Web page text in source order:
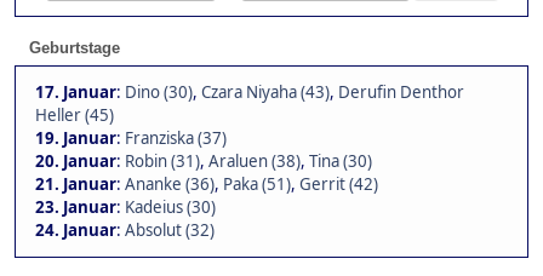
Geburtstage
17. Januar: Dino (30), Czara Niyaha (43), Derufin Denthor
Heller (45)
19. Januar: Franziska (37)
20. Januar: Robin (31), Araluen (38), Tina (30)
21. Januar: Ananke (36), Paka (51), Gerrit (42)
23. Januar: Kadeius (30)
24. Januar: Absolut (32)